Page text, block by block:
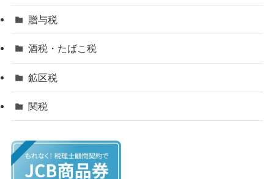
贈与税
酒税・たばこ税
鉱区税
関税